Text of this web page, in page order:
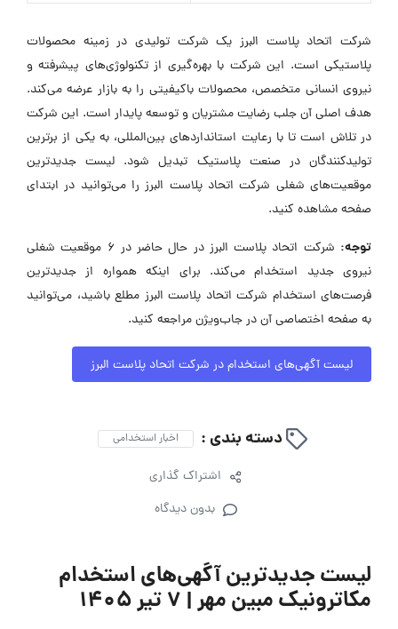
شرکت اتحاد پلاست البرز یک شرکت تولیدی در زمینه محصولات
پلاستیکی است. این شرکت با بهره‌گیری از تکنولوژی‌های پیشرفته و
نیروی انسانی متخصص، محصولات باکیفیتی را به بازار عرضه می‌کند.
هدف اصلی آن جلب رضایت مشتریان و توسعه پایدار است. این شرکت
در تلاش است تا با رعایت استانداردهای بین‌المللی، به یکی از برترین
تولیدکنندگان در صنعت پلاستیک تبدیل شود. لیست جدیدترین
موقعیت‌های شغلی شرکت اتحاد پلاست البرز را می‌توانید در ابتدای
صفحه مشاهده کنید.
توجه:
شرکت اتحاد پلاست البرز در حال حاضر در ۶ موقعیت شغلی
نیروی جدید استخدام می‌کند. برای اینکه همواره از جدیدترین
فرصت‌های استخدام شرکت اتحاد پلاست البرز مطلع باشید، می‌توانید
به صفحه اختصاصی آن در جاب‌ویژن مراجعه کنید.
لیست آگهی‌های استخدام در شرکت اتحاد پلاست البرز
دسته بندی : اخبار استخدامی
اشتراک گذاری
بدون دیدگاه
لیست جدیدترین آگهی‌های استخدام
مکاترونیک مبین مهر | ۷ تیر ۱۴۰۵